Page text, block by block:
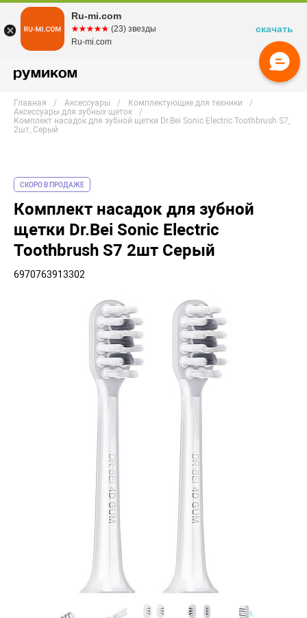
Главная Аксессуары
Комплектующие для техники
Аксессуары для зубных щеток
Комплект насадок для зубной щетки Dr.Bei Sonic Electric Toothbrush S7,
2шт, Серый
СКОРО В ПРОДАЖЕ
Комплект насадок для зубной
щетки Dr.Bei Sonic Electric
Toothbrush S7 2шт Серый
6970763913302
Ru-mi.com
☆☆☆☆☆
★★★★★ (23) звезды
Ru-mi.com
скачать